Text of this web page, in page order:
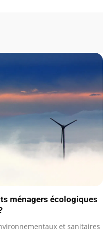
ménagers écologiques
et sanitaires